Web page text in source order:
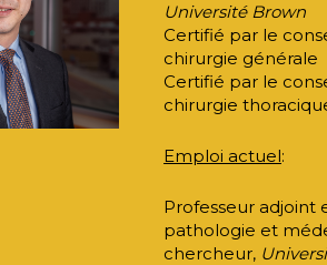
Université Brown
Certifié par le
chirurgie générale
Certifié par le
chirurgie
Emploi actuel:
Professeur adjoint
pathologie et
chercheur,